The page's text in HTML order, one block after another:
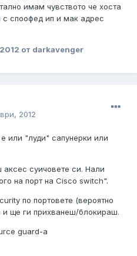
имам чувството че хоста
споофед ип и мак адрес
от darkavenger
2012
или "луди" сапунерки или
суичовете си. Нали
на порт на Cisco switch".
по портовете (вероятно
и ще ги прихванеш/блокираш.
guard-а